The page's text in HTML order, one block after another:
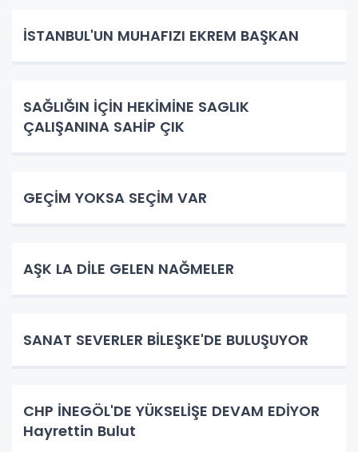
İSTANBUL'UN MUHAFIZI EKREM BAŞKAN
SAĞLIĞIN İÇİN HEKİMİNE SAGLIK
ÇALIŞANINA SAHİP ÇIK
GEÇİM YOKSA SEÇİM VAR
AŞK LA DİLE GELEN NAĞMELER
SANAT SEVERLER BİLEŞKE'DE BULUŞUYOR
CHP İNEGÖL'DE YÜKSELİŞE DEVAM EDİYOR
Hayrettin Bulut